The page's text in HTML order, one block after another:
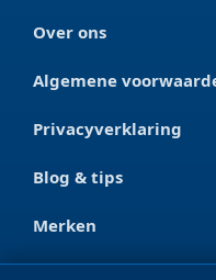
Over ons
Algemene
Privacyverklaring
Blog & tips
Merken